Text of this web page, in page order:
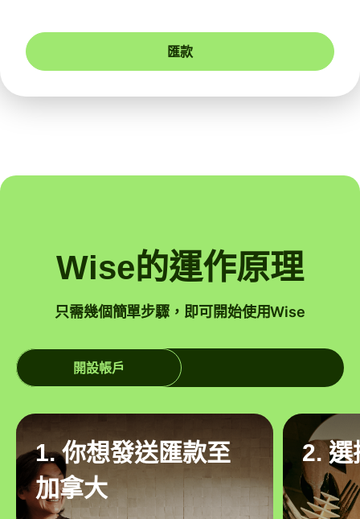
匯款
Wise的運作原理
只需幾個簡單步驟，即可開始使用Wise
開設帳戶
1. 你想發送匯款至
加拿大
2.